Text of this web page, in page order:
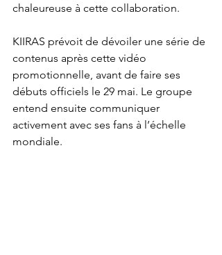
chaleureuse à cette collaboration.
KIIRAS prévoit de dévoiler une série de
contenus après cette vidéo
promotionnelle, avant de faire ses
débuts officiels le 29 mai. Le groupe
entend ensuite communiquer
activement avec ses fans à l’échelle
mondiale.